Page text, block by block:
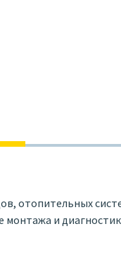
отопительных
и